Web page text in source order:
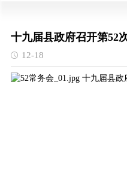
十九届县政府召开第52
12-18
十九届县政